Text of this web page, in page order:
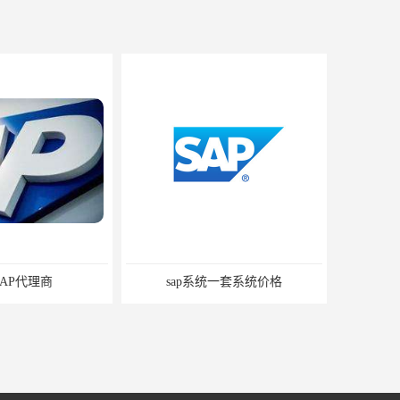
商 sap系统一套系统价格